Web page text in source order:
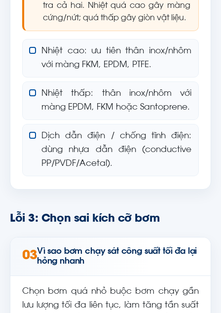
tra cả hai. Nhiệt quá cao gây màng
cứng/nứt; quá thấp gây giòn vật liệu.
Nhiệt cao: ưu tiên thân inox/nhôm
với màng FKM, EPDM, PTFE.
Nhiệt thấp: thân inox/nhôm với
màng EPDM, FKM hoặc Santoprene.
Dịch dẫn điện / chống tĩnh điện:
dùng nhựa dẫn điện (conductive
PP/PVDF/Acetal).
Lỗi 3: Chọn sai kích cỡ bơm
03Vì sao bơm chạy sát công suất tối đa lại
hỏng nhanh
Chọn bơm quá nhỏ buộc bơm chạy gần
lưu lượng tối đa liên tục, làm tăng tần suất